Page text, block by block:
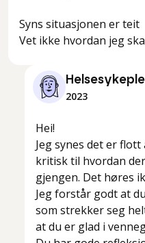
Syns situasjonen er teit
Vet ikke hvordan jeg
2023
Hei!
Jeg synes det er
kritisk til hvordan
gjengen. Det høres
Jeg forstår godt at
som strekker seg
at du er glad i